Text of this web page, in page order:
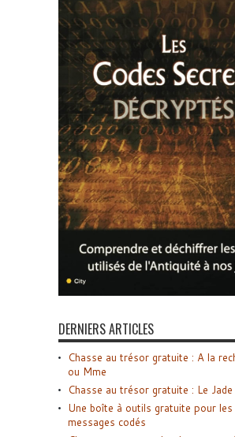
DERNIERS ARTICLES
Chasse au trésor gratuite : A la
ou Mme
Chasse au trésor gratuite : Le
Une boîte à outils gratuite pour les
messages codés